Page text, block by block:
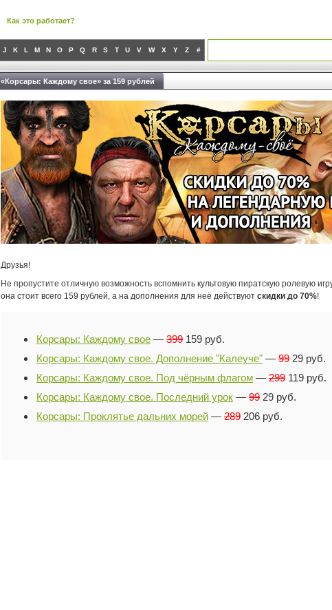
Как это работает?
J K L M N O P Q R S T U V W X Y Z #
«Корсары: Каждому свое» за 159 рублей
Друзья!
Не пропустите отличную возможность вспомнить культовую пиратскую ролевую
она стоит всего 159 рублей, а на дополнения для неё действуют скидки до 70%!
Корсары: Каждому свое — 399 159 руб.
Корсары: Каждому свое. Дополнение "Калеуче" — 99 29 руб.
Корсары: Каждому свое. Под чёрным флагом — 299 119 руб.
Корсары: Каждому свое. Последний урок — 99 29 руб.
Корсары: Проклятье дальних морей — 289 206 руб.